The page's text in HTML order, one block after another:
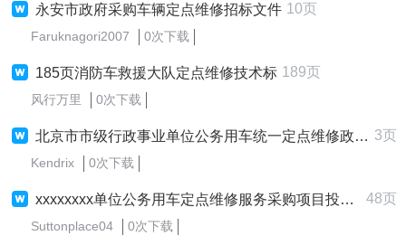
永安市政府采购车辆定点维修招标文件 10页
Faruknagori2007 0次下载
185页消防车救援大队定点维修技术标 189页
风行万里 0次下载
北京市市级行政事业单位公务用车统一定点维修政府采购项目 3页
Kendrix 0次下载
xxxxxxxx单位公务用车定点维修服务采购项目投标文件模版 48页
Suttonplace04 0次下载